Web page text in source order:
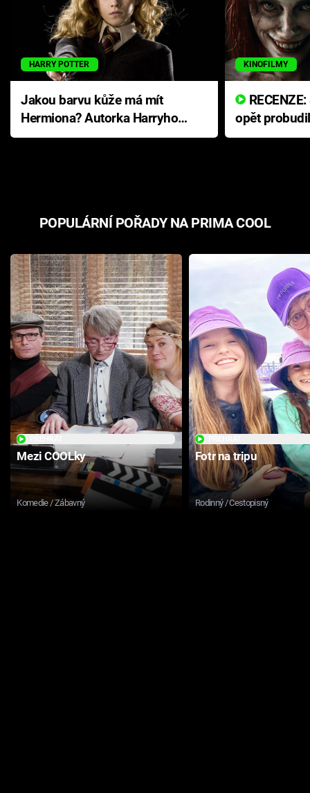
HARRY POTTER
Jakou barvu kůže má mít
Hermiona? Autorka Harryho
Pottera přišla s ráznou
KINOFILMY
opět
přichází s
POPULÁRNÍ POŘADY NA PRIMA COOL
Mezi COOLky
Komedie / Zábavný
Fotr na tripu
Rodinný / Cestopisný